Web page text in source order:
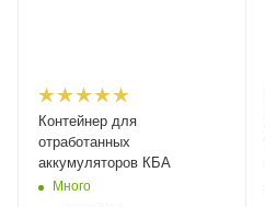
Контейнер для
отработанных
аккумуляторов КБА
Много